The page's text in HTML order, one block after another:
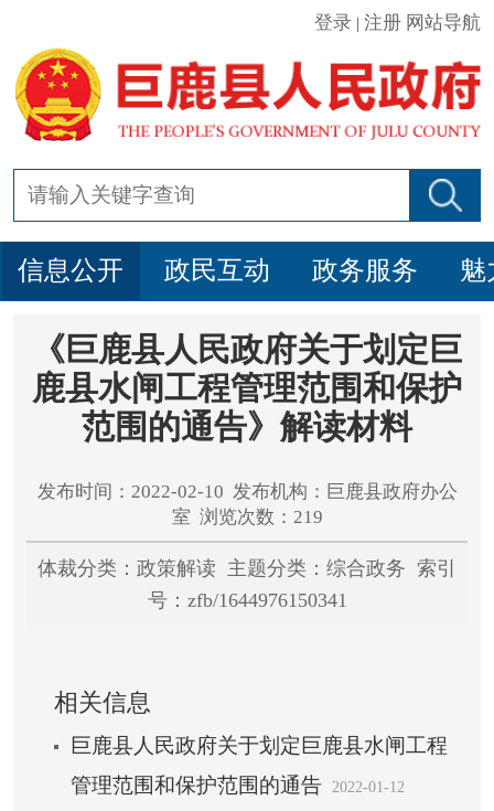
登录 |注册 网站导航
信息公开 政民互动 政务服务 魅
《巨鹿县人民政府关于划定巨
鹿县水闸工程管理范围和保护
范围的通告》解读材料
发布时间：2022-02-10 发布机构：巨鹿县政府办公
室 浏览次数：219
体裁分类：政策解读 主题分类：综合政务 索引
号：zfb/1644976150341
相关信息
巨鹿县人民政府关于划定巨鹿县水闸工程
管理范围和保护范围的通告
2022-01-12